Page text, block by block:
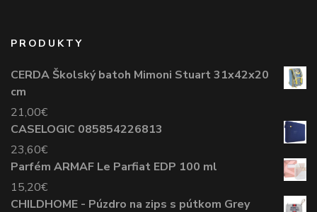
PRODUKTY
CERDA Školský batoh Mimoni Stuart 31x42x20
cm
21,00€
CASELOGIC 085854226813
23,60€
Parfém ARMAF Le Parfiat EDP 100 ml
15,20€
CHILDHOME - Púzdro na zips s pútkom Grey